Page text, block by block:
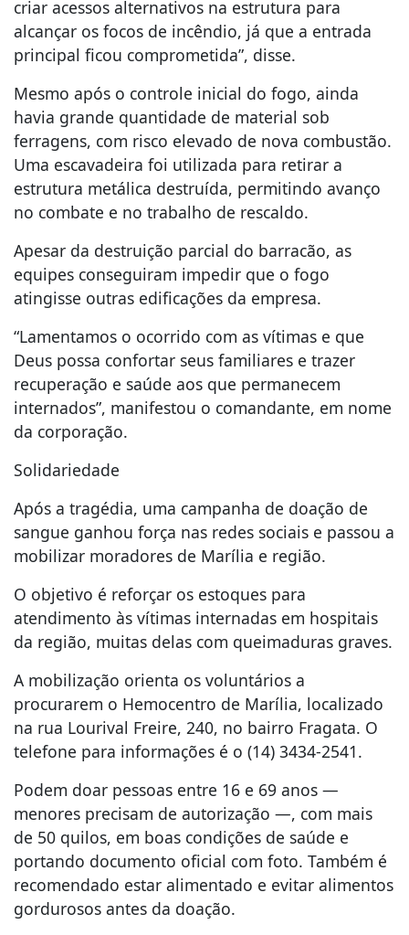
criar acessos alternativos na estrutura para
alcançar os focos de incêndio, já que a entrada
principal ficou comprometida”, disse.
Mesmo após o controle inicial do fogo, ainda
havia grande quantidade de material sob
ferragens, com risco elevado de nova combustão.
Uma escavadeira foi utilizada para retirar a
estrutura metálica destruída, permitindo avanço
no combate e no trabalho de rescaldo.
Apesar da destruição parcial do barracão, as
equipes conseguiram impedir que o fogo
atingisse outras edificações da empresa.
“Lamentamos o ocorrido com as vítimas e que
Deus possa confortar seus familiares e trazer
recuperação e saúde aos que permanecem
internados”, manifestou o comandante, em nome
da corporação.
Solidariedade
Após a tragédia, uma campanha de doação de
sangue ganhou força nas redes sociais e passou a
mobilizar moradores de Marília e região.
O objetivo é reforçar os estoques para
atendimento às vítimas internadas em hospitais
da região, muitas delas com queimaduras graves.
A mobilização orienta os voluntários a
procurarem o Hemocentro de Marília, localizado
na rua Lourival Freire, 240, no bairro Fragata. O
telefone para informações é o (14) 3434-2541.
Podem doar pessoas entre 16 e 69 anos —
menores precisam de autorização —, com mais
de 50 quilos, em boas condições de saúde e
portando documento oficial com foto. Também é
recomendado estar alimentado e evitar alimentos
gordurosos antes da doação.